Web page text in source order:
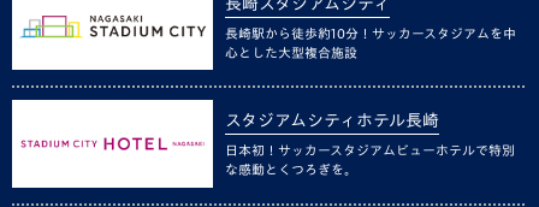
長崎駅から徒歩約10分！サッカースタジアムを中
心とした大型複合施設
スタジアムシティホテル長崎
日本初！サッカースタジアムビューホテルで特別
な感動とくつろぎを。